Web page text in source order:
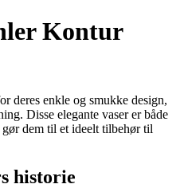
Kontur
deres enkle og smukke design,
Disse elegante vaser er både
dem til et ideelt tilbehør til
historie